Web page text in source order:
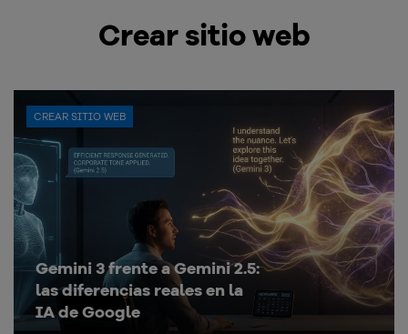
Crear sitio web
CREAR SITIO WEB
Gemini 3 frente a Gemini 2.5:
las diferencias reales en la
IA de Google